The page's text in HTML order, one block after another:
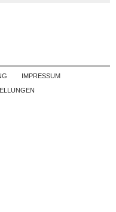
contentIMPRESSUM